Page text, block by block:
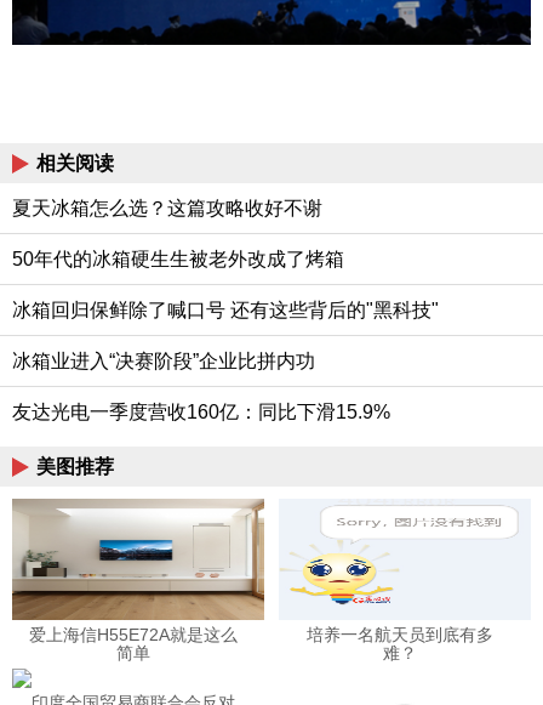
相关阅读
夏天冰箱怎么选？这篇攻略收好不谢
50年代的冰箱硬生生被老外改成了烤箱
冰箱回归保鲜除了喊口号 还有这些背后的"黑科技"
冰箱业进入“决赛阶段”企业比拼内功
友达光电一季度营收160亿：同比下滑15.9%
美图推荐
爱上海信H55E72A就是这么
简单
培养一名航天员到底有多
难？